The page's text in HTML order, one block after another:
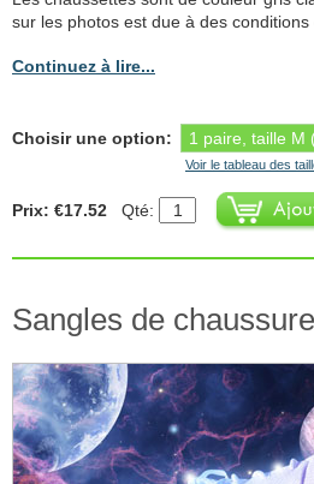
sur les photos est due à des conditions
Continuez à lire...
Choisir une option:
Voir le tableau des
Prix: €17.52 Qté:
Sangles de